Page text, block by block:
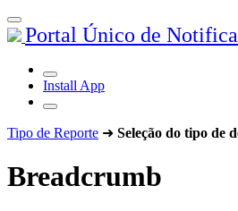
Portal Único de
Install App
Tipo de Reporte ➜ Seleção do tipo de
Breadcrumb